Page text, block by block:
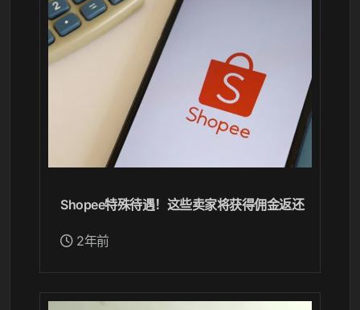
Shopee特殊待遇！这些卖家将获得佣金返还
2年前